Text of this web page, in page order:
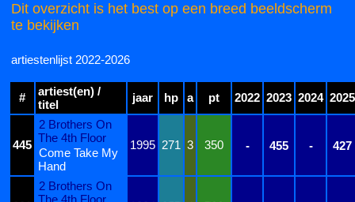
Dit overzicht is het best op een breed beeldscherm
te bekijken
artiestenlijst 2022-2026
#
artiest(en) /
titel
jaar hp a pt 2022 2023 2024 2025
445
2 Brothers On
The 4th Floor
1995 271 3 350 - 455 - 427
Come Take My
Hand
2 Brothers On